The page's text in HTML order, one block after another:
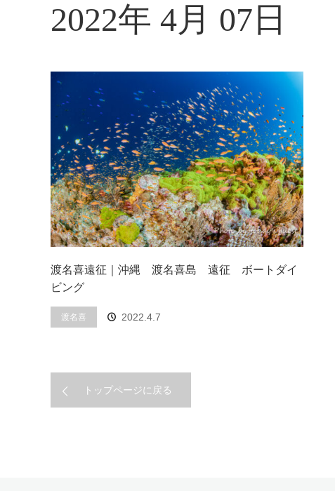
2022年 4月 07日
渡名喜遠征｜沖縄 渡名喜島 遠征 ボートダイ
ビング
渡名喜 2022.4.7
トップページに戻る